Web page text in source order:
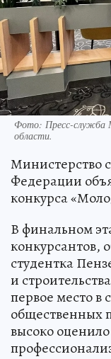
Фото: Пресс-служба
области.
Министерство
Федерации
конкурса
В финальном
конкурсантов,
студентка
и
первое место в
общественных
высоко